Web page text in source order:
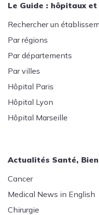
Le Guide : hôpitaux
Rechercher un
Par régions
Par départements
Par villes
Hôpital Paris
Hôpital Lyon
Hôpital Marseille
Actualités Santé,
Cancer
Medical News in English
Chirurgie